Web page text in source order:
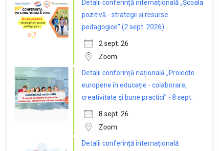
Detalii conferință internațională „Școala
pozitivă - strategii și resurse
pedagogice” (2 sept. 2026)
2 sept. 26
Zoom
Detalii conferință națională „Proiecte
europene în educație - colaborare,
creativitate și bune practici” - 8 sept.
8 sept. 26
Zoom
Detalii conferință internațională